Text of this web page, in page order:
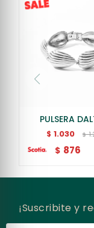
PULSERA
$ 1.030 $
$ 876
¡Suscribite y